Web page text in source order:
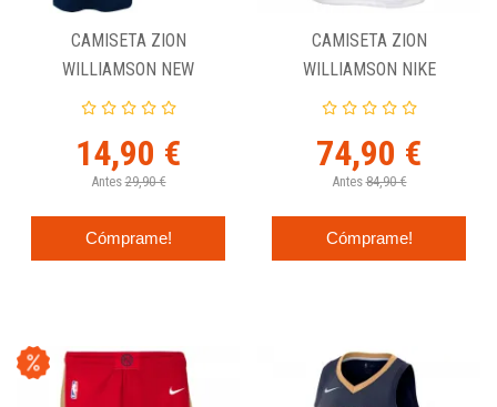
CAMISETA ZION
WILLIAMSON NEW
ORLEANS PELICANS - N&N
14,90 €
Antes 29,90 €
Cómprame!
CAMISETA ZION
WILLIAMSON NIKE
SWINGMAN JUNIOR
74,90 €
Antes 84,90 €
Cómprame!